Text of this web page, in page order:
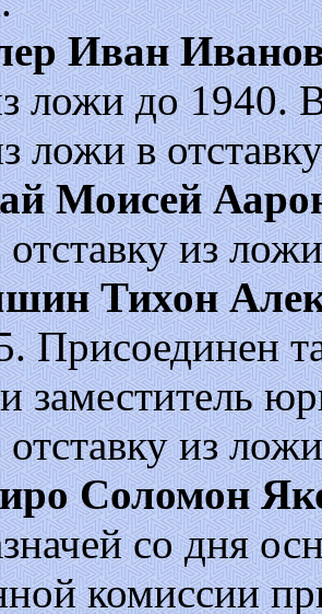
Иван
ложи до 1940.
ложи в
Моисей
из
Тихон
Присоединен
заместитель
из
Соломон
со дня
комиссии